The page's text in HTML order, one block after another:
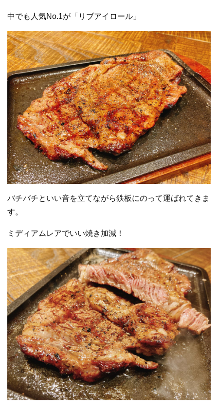
中でも人気No.1が「リブアイロール」
バチバチといい音を立てながら鉄板にのって運ばれてきま
す。
ミディアムレアでいい焼き加減！